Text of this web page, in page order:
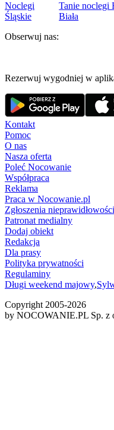
Noclegi
Śląskie
Tanie noclegi
Biała
Obserwuj nas:
Rezerwuj wygodniej w
Kontakt
Pomoc
O nas
Nasza oferta
Poleć Nocowanie
Współpraca
Reklama
Praca w Nocowanie.pl
Zgłoszenia nieprawidłowości
Patronat medialny
Dodaj obiekt
Redakcja
Dla prasy
Polityka prywatności
Regulaminy
Długi weekend majowy,
Copyright 2005-2026
by NOCOWANIE.PL Sp. z